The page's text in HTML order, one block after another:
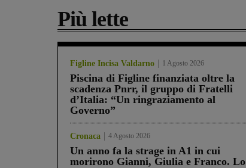
Più lette
Figline Incisa Valdarno 1 Agosto 2026
Piscina di Figline finanziata oltre la
scadenza Pnrr, il gruppo di Fratelli
d’Italia: “Un ringraziamento al
Governo”
Cronaca 4 Agosto 2026
Un anno fa la strage in A1 in cui
morirono Gianni, Giulia e Franco. Lo